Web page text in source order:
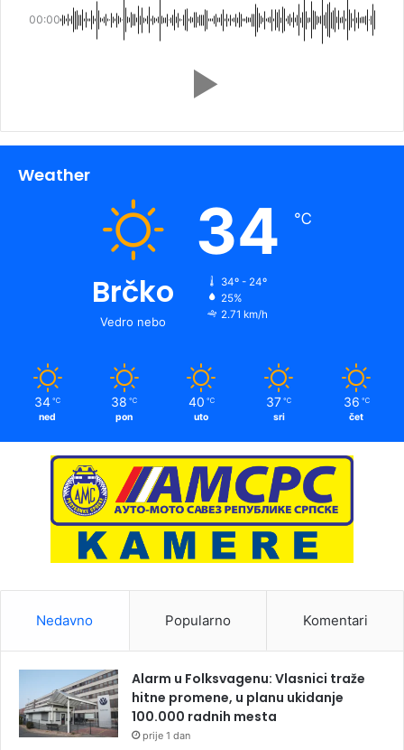
00:00
Weather
Brčko
Vedro nebo
34 ℃
34º - 24º
25%
2.71 km/h
34 ℃
ned
38 ℃
pon
40 ℃
uto
37 ℃
sri
36 ℃
čet
Nedavno Popularno Komentari
Alarm u Folksvagenu: Vlasnici traže
hitne promene, u planu ukidanje
100.000 radnih mesta
prije 1 dan